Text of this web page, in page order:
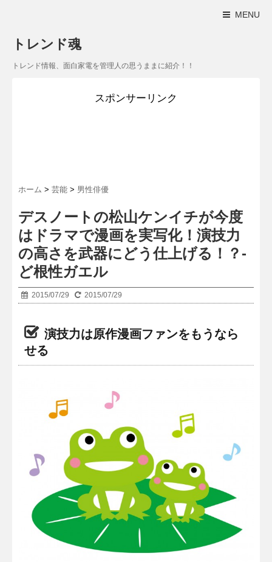
MENU
トレンド魂
トレンド情報、面白家電を管理人の思うままに紹介！！
スポンサーリンク
ホーム > 芸能 > 男性俳優
デスノートの松山ケンイチが今度
はドラマで漫画を実写化！演技力
の高さを武器にどう仕上げる！？-
ど根性ガエル
2015/07/29 2015/07/29
演技力は原作漫画ファンをもうなら
せる